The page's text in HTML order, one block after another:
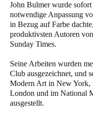
John Bulmer wurde sofort
notwendige Anpassung
in Bezug auf Farbe
produktivsten Autoren
Sunday Times.
Seine Arbeiten wurden
Club ausgezeichnet, und
Modern Art in New York,
London und im National
ausgestellt.